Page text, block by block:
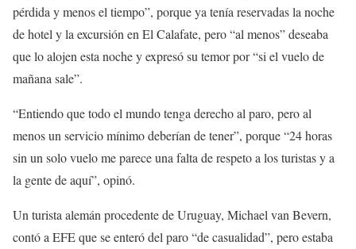
pérdida y menos el tiempo”, porque ya tenía reservadas la noche
de hotel y la excursión en El Calafate, pero “al menos” deseaba
que lo alojen esta noche y expresó su temor por “si el vuelo de
mañana sale”.
“Entiendo que todo el mundo tenga derecho al paro, pero al
menos un servicio mínimo deberían de tener”, porque “24 horas
sin un solo vuelo me parece una falta de respeto a los turistas y a
la gente de aquí”, opinó.
Un turista alemán procedente de Uruguay, Michael van Bevern,
contó a EFE que se enteró del paro “de casualidad”, pero estaba